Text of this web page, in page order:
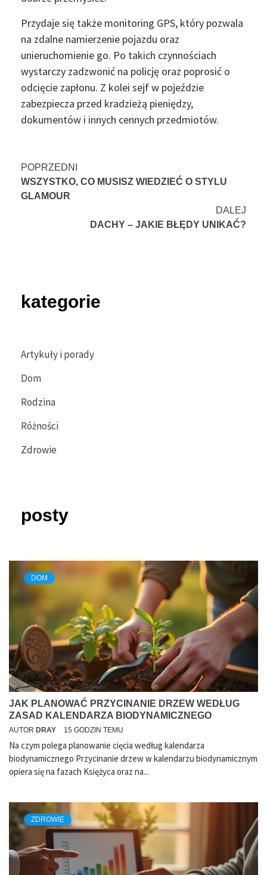
Przydaje się także monitoring GPS, który pozwala
na zdalne namierzenie pojazdu oraz
unieruchomienie go. Po takich czynnościach
wystarczy zadzwonić na policję oraz poprosić o
odcięcie zapłonu. Z kolei sejf w pojeździe
zabezpiecza przed kradzieżą pieniędzy,
dokumentów i innych cennych przedmiotów.
Nawigacja
wpisu
POPRZEDNI
WSZYSTKO, CO MUSISZ WIEDZIEĆ O STYLU
GLAMOUR
DALEJ
DACHY – JAKIE BŁĘDY UNIKAĆ?
kategorie
Artykuły i porady
Dom
Rodzina
Różności
Zdrowie
posty
DOM
JAK PLANOWAĆ PRZYCINANIE DRZEW WEDŁUG
ZASAD KALENDARZA BIODYNAMICZNEGO
AUTOR DRAY 15 GODZIN TEMU
Na czym polega planowanie cięcia według kalendarza
biodynamicznego Przycinanie drzew w kalendarzu biodynamicznym
opiera się na fazach Księżyca oraz na...
ZDROWIE